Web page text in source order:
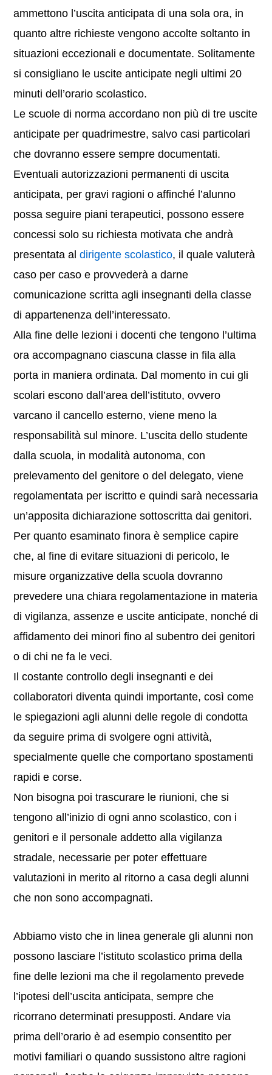
ammettono l’uscita anticipata di una sola ora, in
quanto altre richieste vengono accolte soltanto in
situazioni eccezionali e documentate. Solitamente
si consigliano le uscite anticipate negli ultimi 20
minuti dell’orario scolastico.
Le scuole di norma accordano non più di tre uscite
anticipate per quadrimestre, salvo casi particolari
che dovranno essere sempre documentati.
Eventuali autorizzazioni permanenti di uscita
anticipata, per gravi ragioni o affinché l’alunno
possa seguire piani terapeutici, possono essere
concessi solo su richiesta motivata che andrà
presentata aldirigente scolastico, il quale valuterà
caso per caso e provvederà a darne
comunicazione scritta agli insegnanti della classe
di appartenenza dell’interessato.
Alla fine delle lezioni i docenti che tengono l’ultima
ora accompagnano ciascuna classe in fila alla
porta in maniera ordinata. Dal momento in cui gli
scolari escono dall’area dell’istituto, ovvero
varcano il cancello esterno, viene meno la
responsabilità sul minore. L’uscita dello studente
dalla scuola, in modalità autonoma, con
prelevamento del genitore o del delegato, viene
regolamentata per iscritto e quindi sarà necessaria
un’apposita dichiarazione sottoscritta dai genitori.
Per quanto esaminato finora è semplice capire
che, al fine di evitare situazioni di pericolo, le
misure organizzative della scuola dovranno
prevedere una chiara regolamentazione in materia
di vigilanza, assenze e uscite anticipate, nonché di
affidamento dei minori fino al subentro dei genitori
o di chi ne fa le veci.
Il costante controllo degli insegnanti e dei
collaboratori diventa quindi importante, così come
le spiegazioni agli alunni delle regole di condotta
da seguire prima di svolgere ogni attività,
specialmente quelle che comportano spostamenti
rapidi e corse.
Non bisogna poi trascurare le riunioni, che si
tengono all’inizio di ogni anno scolastico, con i
genitori e il personale addetto alla vigilanza
stradale, necessarie per poter effettuare
valutazioni in merito al ritorno a casa degli alunni
che non sono accompagnati.
Abbiamo visto che in linea generale gli alunni non
possono lasciare l’istituto scolastico prima della
fine delle lezioni ma che il regolamento prevede
l’ipotesi dell’uscita anticipata, sempre che
ricorrano determinati presupposti. Andare via
prima dell’orario è ad esempio consentito per
motivi familiari o quando sussistono altre ragioni